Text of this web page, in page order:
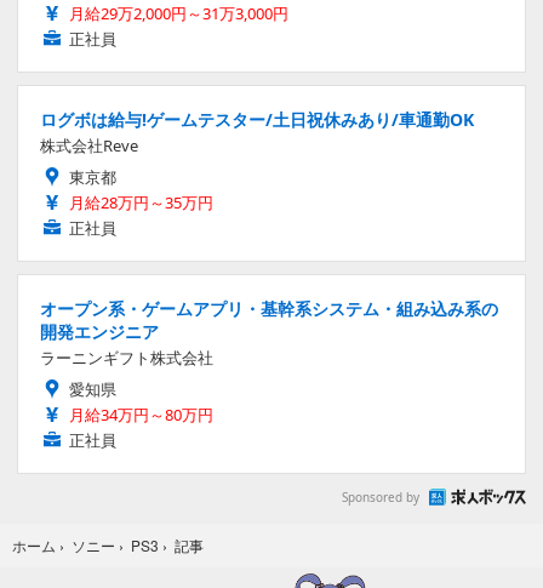
月給29万2,000円～31万3,000円
正社員
ログボは給与!ゲームテスター/土日祝休みあり/車通勤OK
株式会社Reve
東京都
月給28万円～35万円
正社員
オープン系・ゲームアプリ・基幹系システム・組み込み系の
開発エンジニア
ラーニンギフト株式会社
愛知県
月給34万円～80万円
正社員
Sponsored by
ホーム › ソニー › PS3 › 記事